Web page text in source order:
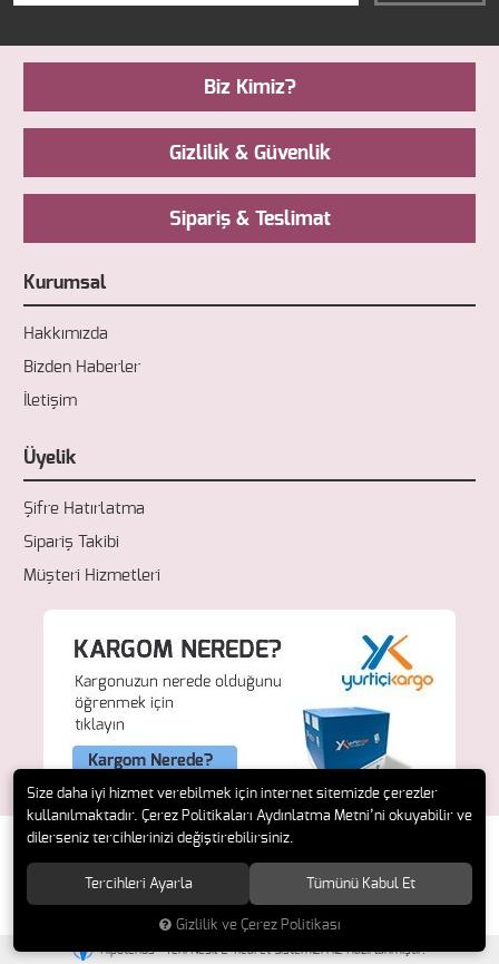
Biz Kimiz?
Gizlilik & Güvenlik
Sipariş & Teslimat
Kurumsal
Hakkımızda
Bizden Haberler
İletişim
Üyelik
Şifre Hatırlatma
Sipariş Takibi
Müşteri Hizmetleri
© 2018 Fresh Ecza. Tüm hakları saklıdır.
Hipotenüs Yeni Nesil E-Ticaret Sistemleri ile Hazırlanmıştır.
Size daha iyi hizmet verebilmek için internet sitemizde çerezler
kullanılmaktadır. Çerez Politikaları Aydınlatma Metni’ni okuyabilir ve
dilerseniz tercihlerinizi değiştirebilirsiniz.
Tercihleri Ayarla Tümünü Kabul Et
Gizlilik ve Çerez Politikası